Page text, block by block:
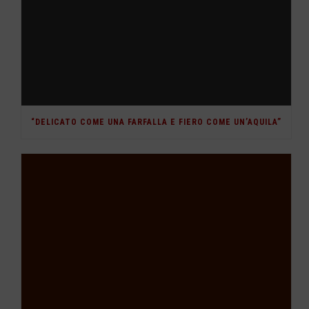
“DELICATO COME UNA FARFALLA E FIERO COME UN’AQUILA”